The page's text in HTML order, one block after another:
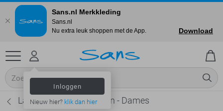
Inloggen
Nieuw hier? klik dan hier
Lady Day Gebreide truien - Dames
Sans.nl Merkkleding
Sans.nl
Nu extra leuk shoppen met de App.
Download